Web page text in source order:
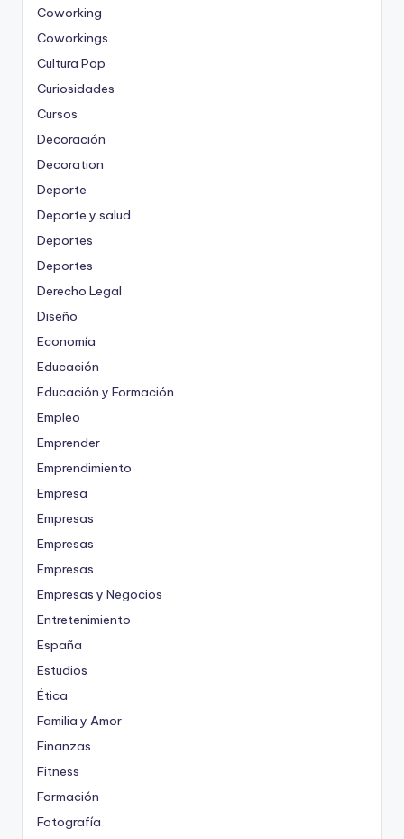
Coworking
Coworkings
Cultura Pop
Curiosidades
Cursos
Decoración
Decoration
Deporte
Deporte y salud
Deportes
Deportes
Derecho Legal
Diseño
Economía
Educación
Educación y Formación
Empleo
Emprender
Emprendimiento
Empresa
Empresas
Empresas
Empresas
Empresas y Negocios
Entretenimiento
España
Estudios
Ética
Familia y Amor
Finanzas
Fitness
Formación
Fotografía